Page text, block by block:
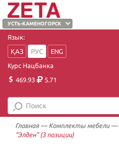
Язык:
ҚАЗ
РУС
ENG
Курс Нацбанка
469.93
5.71
Главная— Комплекты мебели—
"Элден" (3 позиции)